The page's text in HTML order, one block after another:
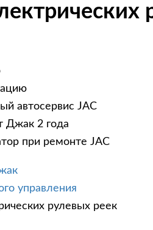
автосервис JAC
Джак 2 года
при ремонте JAC
управления
рулевых реек